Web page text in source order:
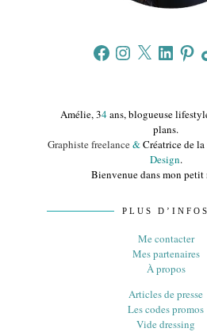
FacebookInstagram
X LinkedIn
Amélie, 34ans, blogueuse
plans.
Graphiste freelance&Créatrice de la
Design.
Bienvenue dans mon petit
PLUS D’INFOS
Me contacter
Mes partenaires
À propos
Articles de presse
Les codes promos
Vide dressing